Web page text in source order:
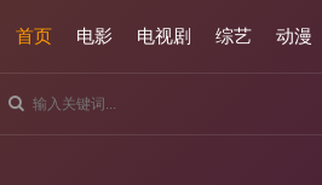
首页 电影 电视剧 综艺 动漫